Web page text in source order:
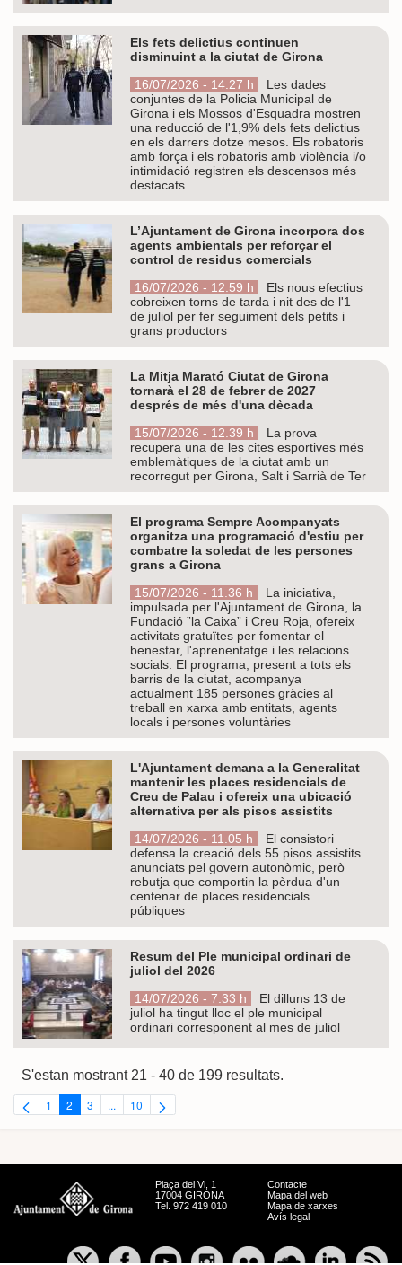
Els fets delictius continuen
disminuint a la ciutat de Girona
16/07/2026 - 14.27 h
Les dades
conjuntes de la Policia Municipal de
Girona i els Mossos d'Esquadra mostren
una reducció de l'1,9% dels fets delictius
en els darrers dotze mesos. Els robatoris
amb força i els robatoris amb violència i/o
intimidació registren els descensos més
destacats
L’Ajuntament de Girona incorpora dos
agents ambientals per reforçar el
control de residus comercials
16/07/2026 - 12.59 h
Els nous efectius
cobreixen torns de tarda i nit des de l'1
de juliol per fer seguiment dels petits i
grans productors
La Mitja Marató Ciutat de Girona
tornarà el 28 de febrer de 2027
després de més d'una dècada
15/07/2026 - 12.39 h
La prova
recupera una de les cites esportives més
emblemàtiques de la ciutat amb un
recorregut per Girona, Salt i Sarrià de Ter
El programa Sempre Acompanyats
organitza una programació d'estiu per
combatre la soledat de les persones
grans a Girona
15/07/2026 - 11.36 h
La iniciativa,
impulsada per l'Ajuntament de Girona, la
Fundació ”la Caixa” i Creu Roja, ofereix
activitats gratuïtes per fomentar el
benestar, l'aprenentatge i les relacions
socials. El programa, present a tots els
barris de la ciutat, acompanya
actualment 185 persones gràcies al
treball en xarxa amb entitats, agents
locals i persones voluntàries
L'Ajuntament demana a la Generalitat
mantenir les places residencials de
Creu de Palau i ofereix una ubicació
alternativa per als pisos assistits
14/07/2026 - 11.05 h
El consistori
defensa la creació dels 55 pisos assistits
anunciats pel govern autonòmic, però
rebutja que comportin la pèrdua d'un
centenar de places residencials
públiques
Resum del Ple municipal ordinari de
juliol del 2026
14/07/2026 - 7.33 h
El dilluns 13 de
juliol ha tingut lloc el ple municipal
ordinari corresponent al mes de juliol
S'estan mostrant 21 - 40 de 199 resultats.
Pàgina
1 Pàgina
2 Pàgina
3 ...Pàgines intermèdies Utilitzeu TAB per navegar.
Pàgina
10
Plaça del Vi, 1
17004 GIRONA
Tel. 972 419 010
Contacte
Mapa del web
Mapa de xarxes
Avís legal